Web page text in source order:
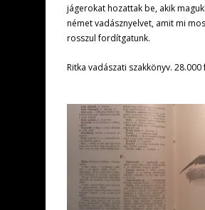
jágerokat hozattak be, akik
német vadásznyelvet, amit mi
rosszul fordítgatunk.
Ritka vadászati szakkönyv. 28.000